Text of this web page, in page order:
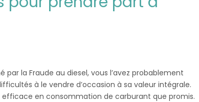
la Fraude au diesel, vous l’avez probablement
à le vendre d’occasion à sa valeur intégrale.
en consommation de carburant que promis.